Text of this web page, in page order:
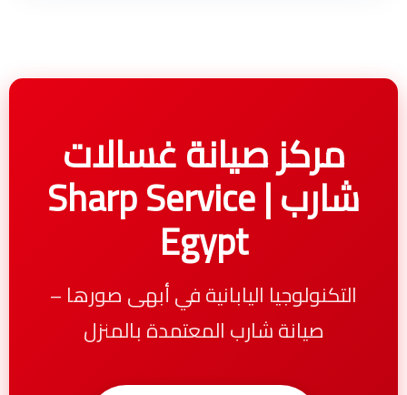
مركز صيانة غسالات
شارب | Sharp Service
Egypt
التكنولوجيا اليابانية في أبهى صورها –
صيانة شارب المعتمدة بالمنزل